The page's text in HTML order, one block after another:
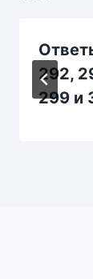
292,
299 и